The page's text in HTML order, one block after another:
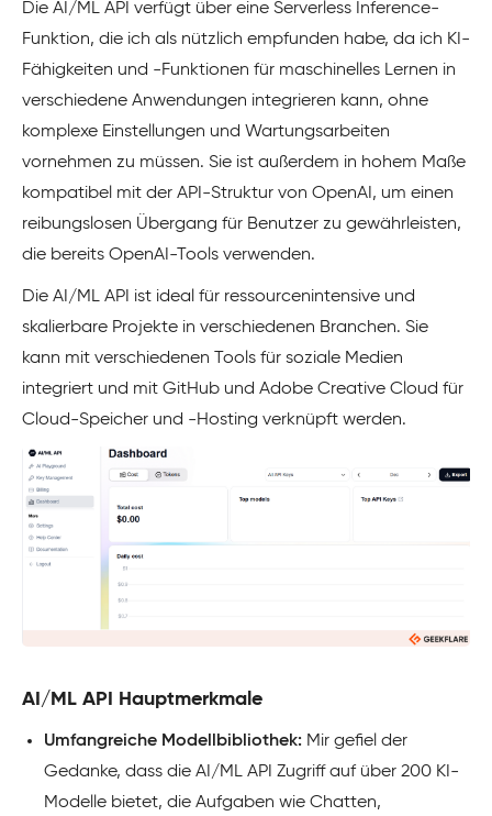
Die AI/ML API verfügt über eine Serverless Inference-
Funktion, die ich als nützlich empfunden habe, da ich KI-
Fähigkeiten und -Funktionen für maschinelles Lernen in
verschiedene Anwendungen integrieren kann, ohne
komplexe Einstellungen und Wartungsarbeiten
vornehmen zu müssen. Sie ist außerdem in hohem Maße
kompatibel mit der API-Struktur von OpenAI, um einen
reibungslosen Übergang für Benutzer zu gewährleisten,
die bereits OpenAI-Tools verwenden.
Die AI/ML API ist ideal für ressourcenintensive und
skalierbare Projekte in verschiedenen Branchen. Sie
kann mit verschiedenen Tools für soziale Medien
integriert und mit GitHub und Adobe Creative Cloud für
Cloud-Speicher und -Hosting verknüpft werden.
AI/ML API Hauptmerkmale
Umfangreiche Modellbibliothek: Mir gefiel der
Gedanke, dass die AI/ML API Zugriff auf über 200 KI-
Modelle bietet, die Aufgaben wie Chatten,